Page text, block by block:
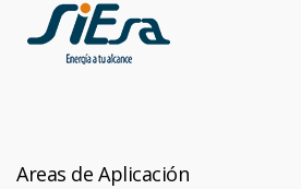
Areas de Aplicación